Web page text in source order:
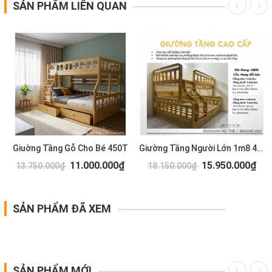
SẢN PHẨM LIÊN QUAN
Giuờng Tầng Gỗ Cho Bé 450T
13.750.000₫ 11.000.000₫
Giường Tầng Người Lớn 1m8 442T
18.150.000₫ 15.950.000₫
SẢN PHẨM ĐÃ XEM